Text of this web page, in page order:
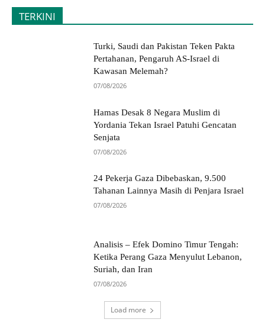
TERKINI
Turki, Saudi dan Pakistan Teken Pakta
Pertahanan, Pengaruh AS-Israel di
Kawasan Melemah?
07/08/2026
Hamas Desak 8 Negara Muslim di
Yordania Tekan Israel Patuhi Gencatan
Senjata
07/08/2026
24 Pekerja Gaza Dibebaskan, 9.500
Tahanan Lainnya Masih di Penjara Israel
07/08/2026
Analisis – Efek Domino Timur Tengah:
Ketika Perang Gaza Menyulut Lebanon,
Suriah, dan Iran
07/08/2026
Load more